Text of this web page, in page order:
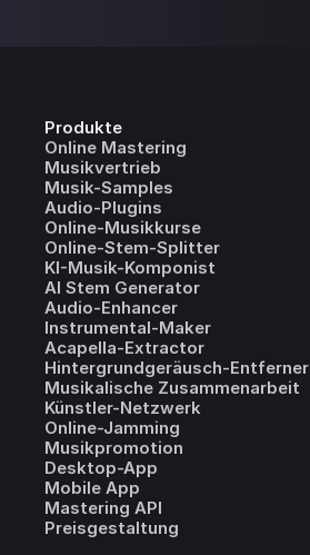
Produkte
Online Mastering
Musikvertrieb
Musik-Samples
Audio-Plugins
Online-Musikkurse
Online-Stem-Splitter
KI-Musik-Komponist
AI Stem Generator
Audio-Enhancer
Instrumental-Maker
Acapella-Extractor
Hintergrundgeräusch-Entferner
Musikalische Zusammenarbeit
Künstler-Netzwerk
Online-Jamming
Musikpromotion
Desktop-App
Mobile App
Mastering API
Preisgestaltung